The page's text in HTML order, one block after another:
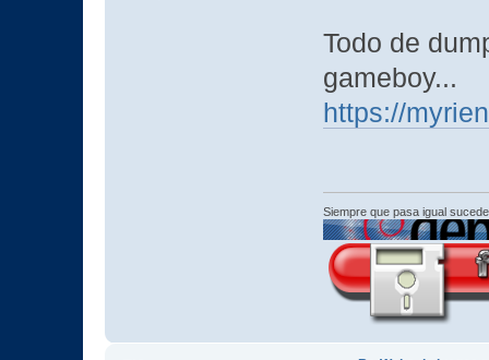
Todo de
gameboy...
https://
Siempre que pasa igual